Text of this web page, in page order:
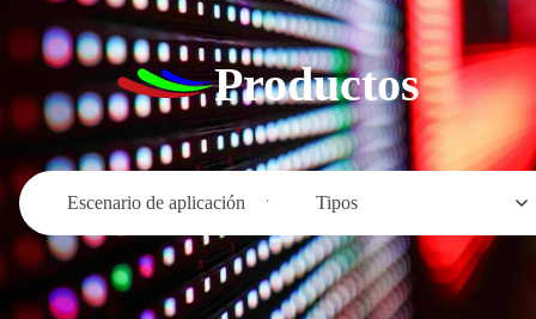
Productos
Escenario de aplicación Tipos